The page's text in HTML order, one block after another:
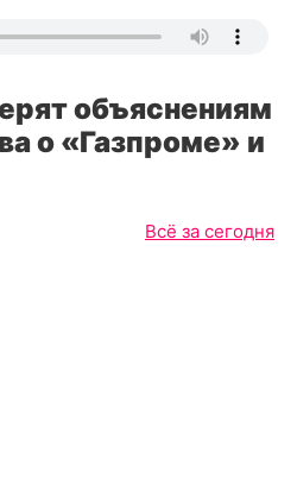
объяснениям
о «Газпроме» и
Всё за сегодня